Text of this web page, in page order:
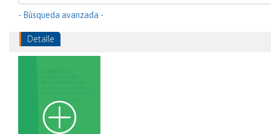
- Búsqueda avanzada -
Detalle